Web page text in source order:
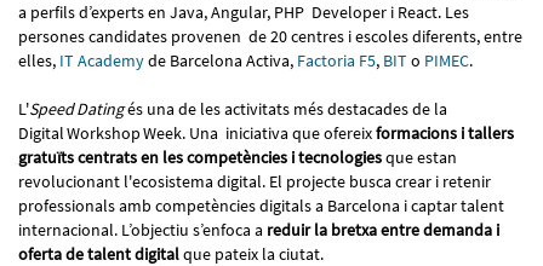
a perfils d’experts en Java, Angular, PHP Developer i React. Les
persones candidates provenen de 20 centres i escoles diferents, entre
elles, IT Academyde Barcelona Activa, Factoria F5, BITo PIMEC.
L'Speed Datingés una de les activitats més destacades de la
Digital Workshop Week. Una iniciativa que ofereixformacions i tallers
gratuïts centrats en les competències i tecnologiesque estan
revolucionant l'ecosistema digital. El projecte busca crear i retenir
professionals amb competències digitals a Barcelona i captar talent
internacional. L’objectiu s’enfoca a reduir la bretxa entre demanda i
oferta de talent digitalque pateix la ciutat.